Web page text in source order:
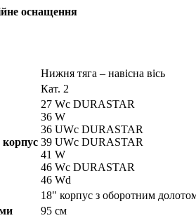
оснащення
Нижня тяга – навісна вісь
Кат. 2
27 Wc DURASTAR
36 W
36 UWc DURASTAR
39 UWc DURASTAR
41 W
46 Wc DURASTAR
46 Wd
18" корпус з оборотним
95 см